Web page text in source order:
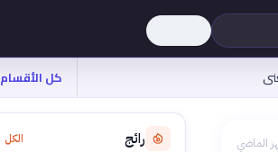
كل الأقسام
الماضي رائج الكل